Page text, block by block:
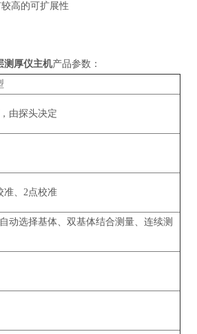
高的可扩展性
测厚仪主机产品参数：
由探头决定
准、2点校准
动选择基体、双基体结合测量、连续测